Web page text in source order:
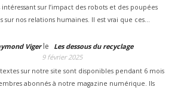
sur l’impact des robots et des poupées
sur nos relations humaines. Il est vrai que ces…
Vigerle
Les dessous du recyclage
9 février 2025
sur notre site sont disponibles pendant 6 mois
abonnés à notre magazine numérique. Ils